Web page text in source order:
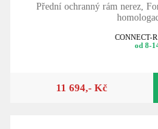
Přední ochranný rám nerez,
CONNECT-
od 8-
11 694,- Kč